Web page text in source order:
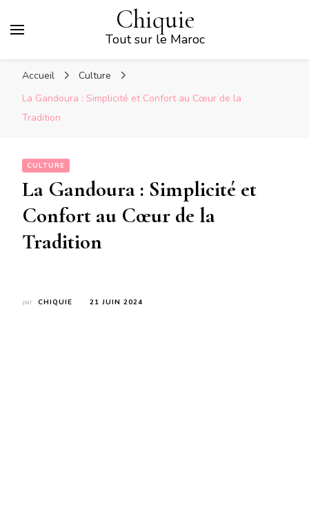
Chiquie
Tout sur le Maroc
Accueil
Culture
La Gandoura : Simplicité et Confort au Cœur de la
Tradition
CULTURE
La Gandoura : Simplicité et
Confort au Cœur de la
Tradition
par CHIQUIE 21 JUIN 2024